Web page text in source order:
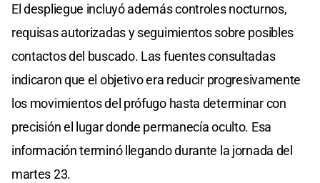
El despliegue incluyó además controles nocturnos,
requisas autorizadas y seguimientos sobre posibles
contactos del buscado. Las fuentes consultadas
indicaron que el objetivo era reducir progresivamente
los movimientos del prófugo hasta determinar con
precisión el lugar donde permanecía oculto. Esa
información terminó llegando durante la jornada del
martes 23.